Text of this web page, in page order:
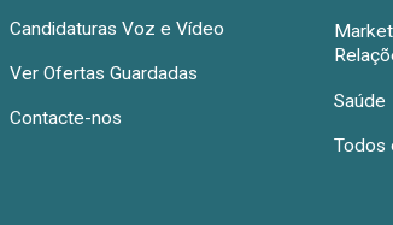
Candidaturas Voz e Vídeo
Ver Ofertas Guardadas
Contacte-nos
Saúde
Todos